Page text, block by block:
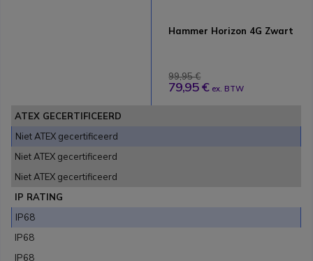
Hammer Horizon 4G Zwart
99,95 €
79,95 € ex. BTW
ATEX GECERTIFICEERD
Niet ATEX gecertificeerd
Niet ATEX gecertificeerd
Niet ATEX gecertificeerd
IP RATING
IP68
IP68
IP68